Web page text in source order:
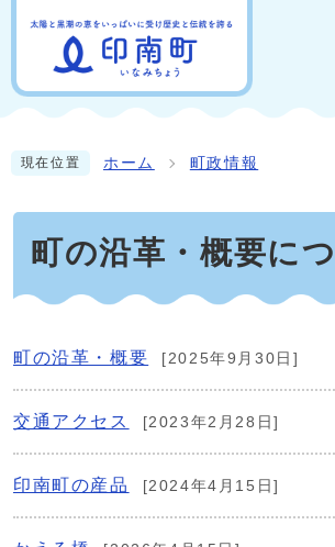
現在位置 ホーム 町政情報
町の沿革・概要に
町の沿革・概要 [2025年9月30日]
交通アクセス [2023年2月28日]
印南町の産品 [2024年4月15日]